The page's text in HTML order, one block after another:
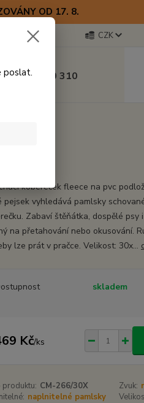
OD 17. 8.
CZK
723 770 310
kobereček fleece na pvc
pejsek vyhledává pamlsky
Zabaví štěňátka, dospělé psy
na přetahování nebo okusování.
lze prát v pračce. Velikost: 30x...
skladem
Kč/ks
produktu: CM-266/30X Zvuk:
naplnitelné pamlsky
poslat.